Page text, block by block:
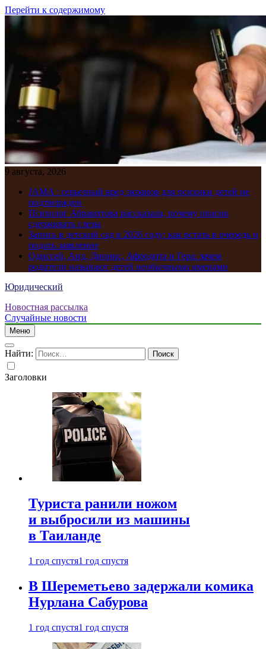
Перейти к содержимому
9 августа, 2026
JAMA : серьезный вред экранов для психики детей не
подтвержден
Психолог Абравитова рассказала, почему опасно
сдерживать слезы
Запись в детский сад в 2026 году: как встать в очередь и
подать заявление
Одиссей, Аид, Дионис, Афродита и Гера: зачем
родители называют детей необычными именами
Юридический
Новостная рассылка
Случайные новости
Меню
Найти:
Заголовки
Туриста ранили ножом
и выбросили из машины
в Таиланде
1 год спустя1 год спустя
В Шереметьево задержали комика
Нурлана Сабурова
1 год спустя1 год спустя